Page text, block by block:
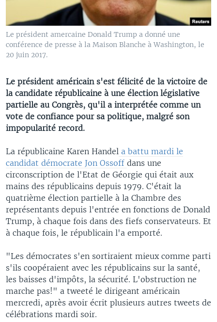
Le président amercaine Donald Trump a donné une
conférence de presse à la Maison Blanche à Washington, le
20 juin 2017.
Le président américain s'est félicité de la victoire de
la candidate républicaine à une élection législative
partielle au Congrès, qu'il a interprétée comme un
vote de confiance pour sa politique, malgré son
impopularité record.
La républicaine Karen Handel a battu mardi le
candidat démocrate Jon Ossoff dans une
circonscription de l'Etat de Géorgie qui était aux
mains des républicains depuis 1979. C'était la
quatrième élection partielle à la Chambre des
représentants depuis l'entrée en fonctions de Donald
Trump, à chaque fois dans des fiefs conservateurs. Et
à chaque fois, le républicain l'a emporté.
"Les démocrates s'en sortiraient mieux comme parti
s'ils coopéraient avec les républicains sur la santé,
les baisses d'impôts, la sécurité. L'obstruction ne
marche pas!" a tweeté le dirigeant américain
mercredi, après avoir écrit plusieurs autres tweets de
célébrations mardi soir.